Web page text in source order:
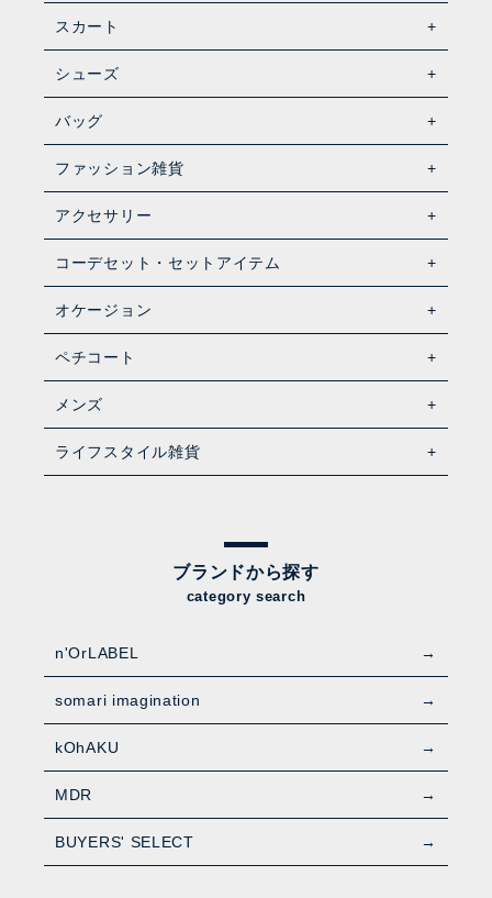
スカート
シューズ
バッグ
ファッション雑貨
アクセサリー
コーデセット・セットアイテム
オケージョン
ペチコート
メンズ
ライフスタイル雑貨
ブランドから探す
category search
n'OrLABEL
somari imagination
kOhAKU
MDR
BUYERS' SELECT